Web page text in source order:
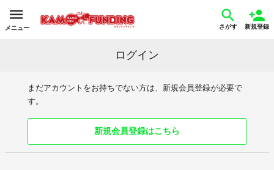
メニュー さがす 新規登録
ログイン
まだアカウントをお持ちでない方は、新規会員登録が必要で
す。
新規会員登録はこちら